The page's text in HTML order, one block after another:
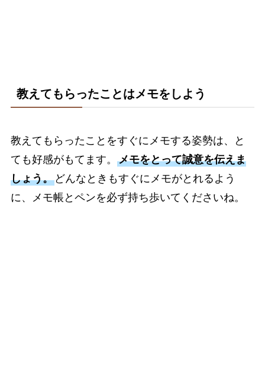
教えてもらったことはメモをしよう
教えてもらったことをすぐにメモする姿勢は、と
ても好感がもてます。 メモをとって誠意を伝えま
しょう。どんなときもすぐにメモがとれるよう
に、メモ帳とペンを必ず持ち歩いてくださいね。